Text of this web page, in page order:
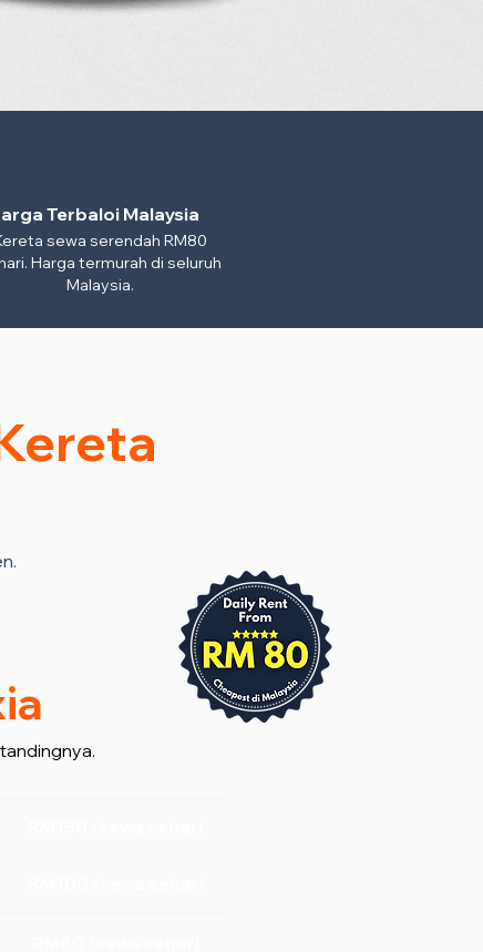
Terbaloi Malaysia
sewa serendah RM80
Harga termurah di seluruh
Malaysia.